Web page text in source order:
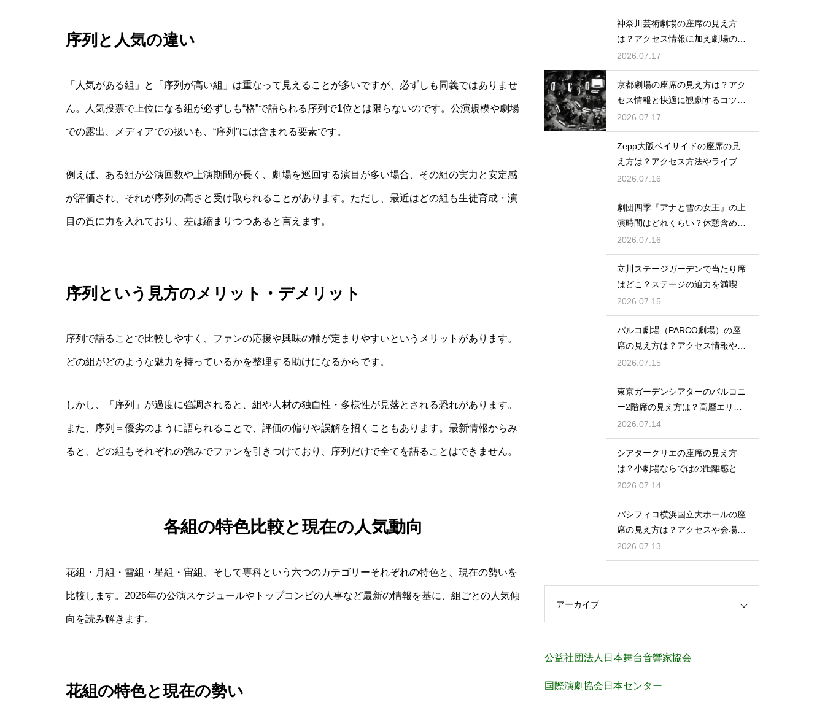
序列と人気の違い
「人気がある組」と「序列が高い組」は重なって見えることが多いですが、必ずしも同義ではありませ
ん。人気投票で上位になる組が必ずしも“格”で語られる序列で1位とは限らないのです。公演規模や劇場
での露出、メディアでの扱いも、“序列”には含まれる要素です。
例えば、ある組が公演回数や上演期間が長く、劇場を巡回する演目が多い場合、その組の実力と安定感
が評価され、それが序列の高さと受け取られることがあります。ただし、最近はどの組も生徒育成・演
目の質に力を入れており、差は縮まりつつあると言えます。
序列という見方のメリット・デメリット
序列で語ることで比較しやすく、ファンの応援や興味の軸が定まりやすいというメリットがあります。
どの組がどのような魅力を持っているかを整理する助けになるからです。
しかし、「序列」が過度に強調されると、組や人材の独自性・多様性が見落とされる恐れがあります。
また、序列＝優劣のように語られることで、評価の偏りや誤解を招くこともあります。最新情報からみ
ると、どの組もそれぞれの強みでファンを引きつけており、序列だけで全てを語ることはできません。
各組の特色比較と現在の人気動向
花組・月組・雪組・星組・宙組、そして専科という六つのカテゴリーそれぞれの特色と、現在の勢いを
比較します。2026年の公演スケジュールやトップコンビの人事など最新の情報を基に、組ごとの人気傾
向を読み解きます。
花組の特色と現在の勢い
神奈川芸術劇場の座席の見え方
は？アクセス情報に加え劇場の魅
力を徹底解説
2026.07.17
京都劇場の座席の見え方は？アク
セス情報と快適に観劇するコツを
事前にチェック
2026.07.17
Zepp大阪ベイサイドの座席の見
え方は？アクセス方法やライブを
楽しむポイントを紹介
2026.07.16
劇団四季『アナと雪の女王』の上
演時間はどれくらい？休憩含めた
公演の長さを解説
2026.07.16
立川ステージガーデンで当たり席
はどこ？ステージの迫力を満喫で
きるベストポジションを紹介
2026.07.15
パルコ劇場（PARCO劇場）の座
席の見え方は？アクセス情報や劇
場の特徴も徹底紹介
2026.07.15
東京ガーデンシアターのバルコニ
ー2階席の見え方は？高層エリア
からの視界と音響をチェック
2026.07.14
シアタークリエの座席の見え方
は？小劇場ならではの距離感と見
やすさを解説
2026.07.14
パシフィコ横浜国立大ホールの座
席の見え方は？アクセスや会場の
規模感も徹底チェック
2026.07.13
アーカイブ
公益社団法人日本舞台音響家協会
国際演劇協会日本センター